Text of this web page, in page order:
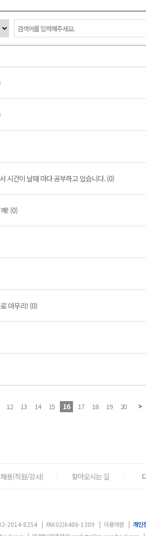
시간이 날때 마다 공부하고 있습니다. (0)
! (0)
마무리! (0)
12 13 14 15 16 17 18 19 20
채용(직원/강사) 찾아오시는 길
2014-8254 | FAX02)6406-1309 | 이용약관 | 개인